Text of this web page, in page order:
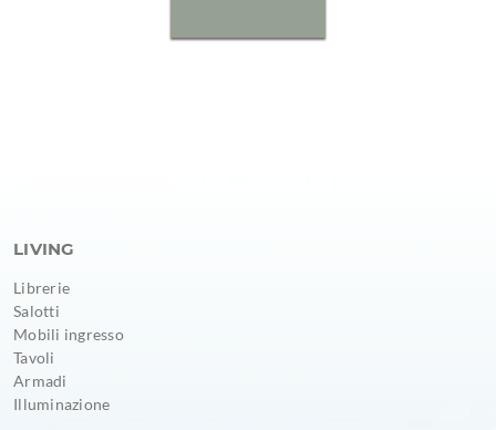
LIVING
Librerie
Salotti
Mobili ingresso
Tavoli
Armadi
Illuminazione